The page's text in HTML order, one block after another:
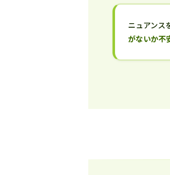
ニュアンス
がないか不